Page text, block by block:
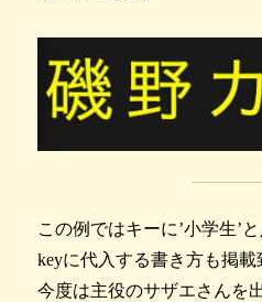
この例ではキーに’小学生’
keyに代入する書き方も掲載
今度は主役のサザエさんを